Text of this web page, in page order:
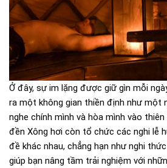
Ở đây, sự im lặng được giữ gìn mỗi
ra một không gian thiền định như một
nghe chính mình và hòa mình vào thiên
đền Xông hơi còn tổ chức các nghi lễ
đề khác nhau, chẳng hạn như nghi
giúp bạn nâng tầm trải nghiệm với